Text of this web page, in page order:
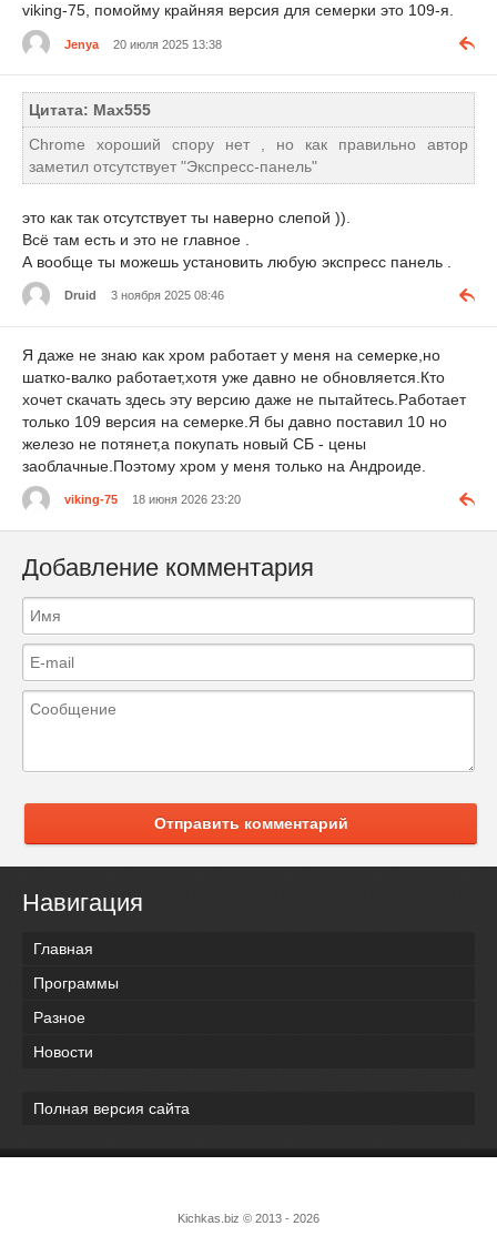
viking-75, помойму крайняя версия для семерки это 109-я.
Jenya 20 июля 2025 13:38
Цитата: Max555
Chrome хороший спору нет , но как правильно автор
заметил отсутствует "Экспресс-панель"
это как так отсутствует ты наверно слепой )).
Всё там есть и это не главное .
А вообще ты можешь установить любую экспресс панель .
Druid 3 ноября 2025 08:46
Я даже не знаю как хром работает у меня на семерке,но
шатко-валко работает,хотя уже давно не обновляется.Кто
хочет скачать здесь эту версию даже не пытайтесь.Работает
только 109 версия на семерке.Я бы давно поставил 10 но
железо не потянет,а покупать новый СБ - цены
заоблачные.Поэтому хром у меня только на Андроиде.
viking-75 18 июня 2026 23:20
Добавление комментария
Отправить комментарий
Навигация
Главная
Программы
Разное
Новости
Полная версия сайта
Kichkas.biz © 2013 - 2026